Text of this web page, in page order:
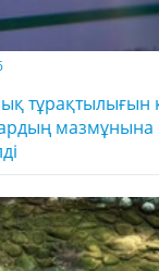
тұрақтылығын